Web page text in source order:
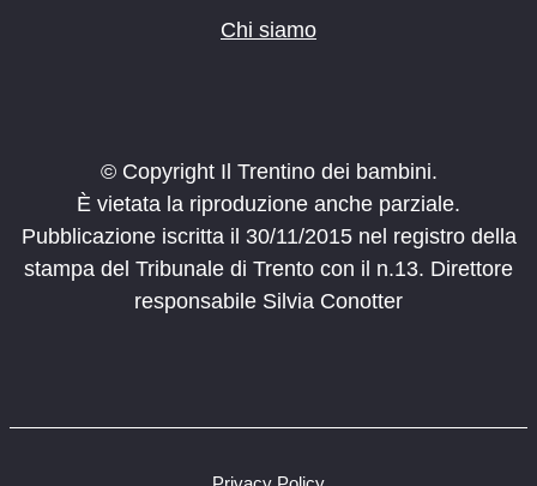
Chi siamo
© Copyright Il Trentino dei bambini.
È vietata la riproduzione anche parziale.
Pubblicazione iscritta il 30/11/2015 nel registro della
stampa del Tribunale di Trento con il n.13. Direttore
responsabile Silvia Conotter